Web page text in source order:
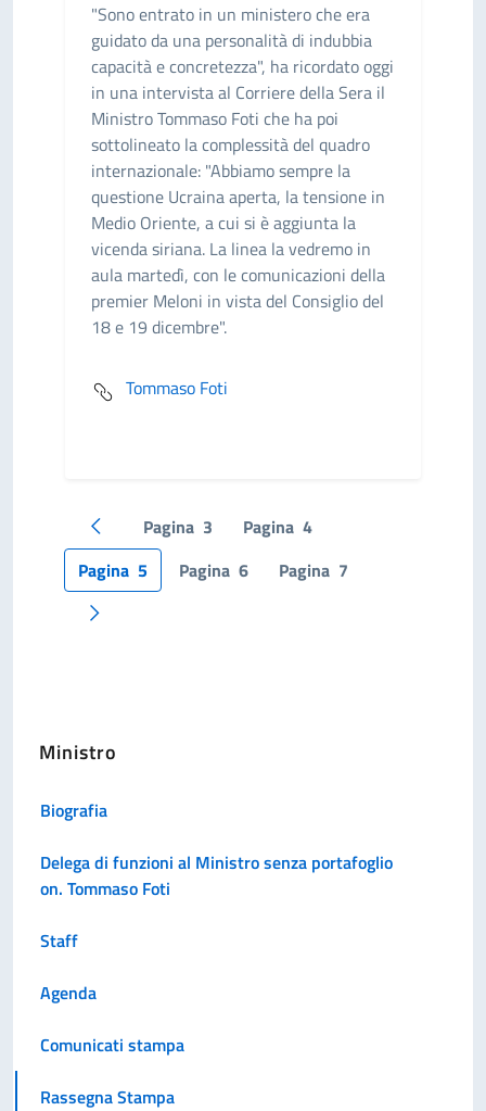
"Sono entrato in un ministero che era
guidato da una personalità di indubbia
capacità e concretezza", ha ricordato oggi
in una intervista al Corriere della Sera il
Ministro Tommaso Foti che ha poi
sottolineato la complessità del quadro
internazionale: "Abbiamo sempre la
questione Ucraina aperta, la tensione in
Medio Oriente, a cui si è aggiunta la
vicenda siriana. La linea la vedremo in
aula martedì, con le comunicazioni della
premier Meloni in vista del Consiglio del
18 e 19 dicembre".
Tommaso Foti
Pagina precedente
Pagina 3 Pagina 4
Pagina 5 Pagina 6 Pagina 7
Pagina successiva
Ministro
Biografia
Delega di funzioni al Ministro senza portafoglio
on. Tommaso Foti
Staff
Agenda
Comunicati stampa
Rassegna Stampa